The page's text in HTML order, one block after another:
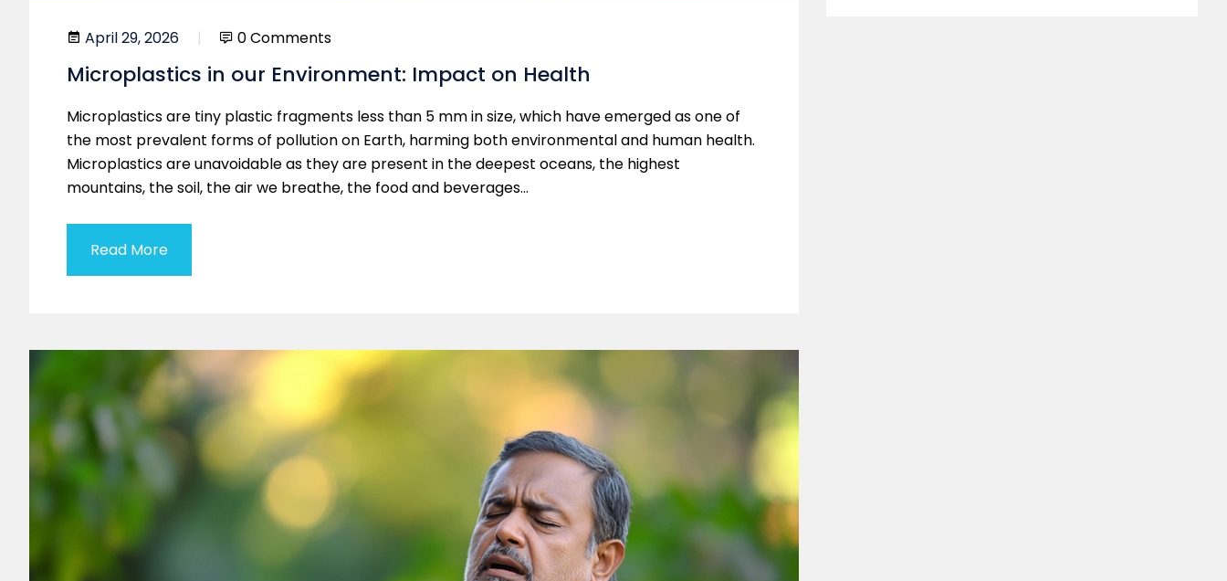
April 29, 2026 0 Comments
Microplastics in our Environment: Impact on Health
Microplastics are tiny plastic fragments less than 5 mm in size, which have emerged as one of
the most prevalent forms of pollution on Earth, harming both environmental and human health.
Microplastics are unavoidable as they are present in the deepest oceans, the highest
mountains, the soil, the air we breathe, the food and beverages…
Read More